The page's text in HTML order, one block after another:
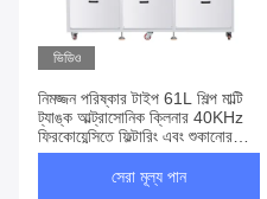
ভিডিও
নিমজ্জন পরিষ্কার টাইপ 61L শিল্প মাল্টি
ট্যাঙ্ক আল্ট্রাসোনিক ক্লিনার 40KHz
ফ্রিকোয়েন্সিতে ফিল্টারিং এবং শুকানোর
সাথে
সেরা মূল্য পান